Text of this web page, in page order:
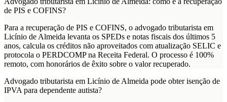
de PIS e COFINS?
Para a recuperação de PIS e COFINS, o advogado tributarista em
Licínio de Almeida levanta os SPEDs e notas fiscais dos últimos 5
anos, calcula os créditos não aproveitados com atualização SELIC e
protocola o PERDCOMP na Receita Federal. O processo é 100%
remoto, com honorários de êxito sobre o valor recuperado.
Advogado tributarista em Licínio de Almeida pode obter isenção de
IPVA para dependente autista?